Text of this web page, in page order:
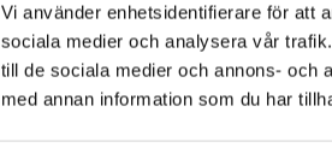
Vi använder enhetsidentifierare för att
sociala medier och analysera vår
till de sociala medier och annons- och
med annan information som du har